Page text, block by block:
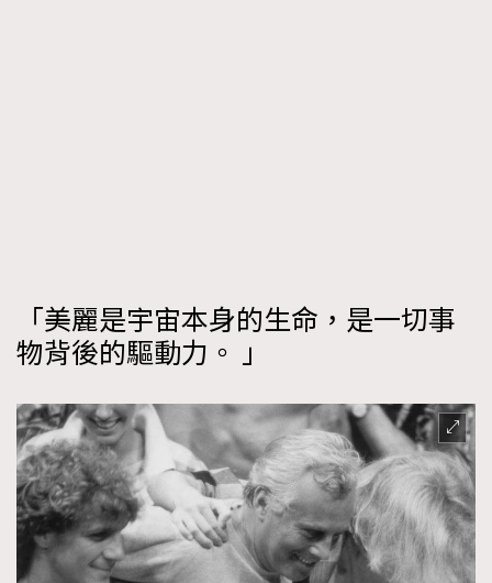
「美麗是宇宙本身的生命，是一切事
物背後的驅動力。 」